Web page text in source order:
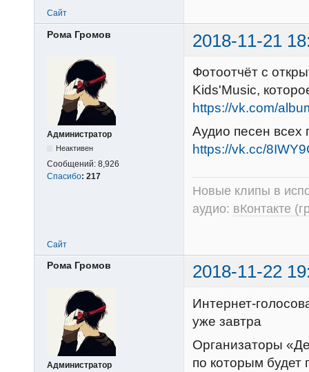
Сайт
Рома Громов 2018-11-21
Администратор
Неактивен
Сообщений: 8,926
Спасибо: 217
Фотоотчёт с
Kids'Music,
https://vk.com/
Аудио песен всех
https://vk.cc/
Новые клипы в
аудио: вКонтакте
Сайт
Рома Громов 2018-11-22
Администратор
Интернет-
уже завтра
Организаторы
по которым будет